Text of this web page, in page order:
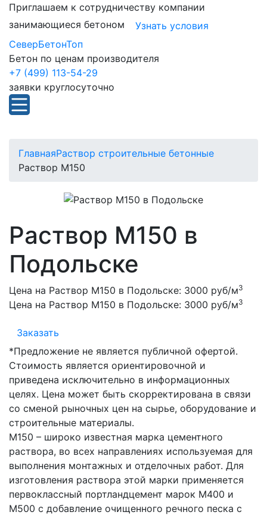
Приглашаем к сотрудничеству компании
занимающиеся бетоном
Узнать условия
СеверБетонТоп
Бетон по ценам производителя
+7 (499) 113-54-29
заявки круглосуточно
ГлавнаяРаствор строительные бетонные
Раствор М150
Раствор М150 в
Подольске
Цена на Раствор М150 в Подольске: 3000 руб/м3
Цена на Раствор М150 в Подольске: 3000 руб/м3
Заказать
*Предложение не является публичной офертой.
Стоимость является ориентировочной и
приведена исключительно в информационных
целях. Цена может быть скорректирована в связи
со сменой рыночных цен на сырье, оборудование и
строительные материалы.
М150 – широко известная марка цементного
раствора, во всех направлениях используемая для
выполнения монтажных и отделочных работ. Для
изготовления раствора этой марки применяется
первоклассный портландцемент марок М400 и
М500 с добавление очищенного речного песка с